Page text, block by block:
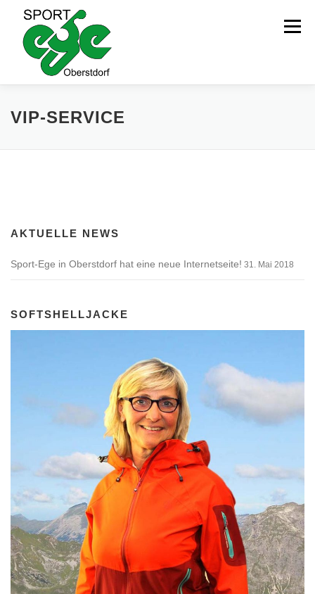
springen
Menü
HOME AKTUELLES
VIP-SERVICE
AKTUELLE NEWS
Sport-Ege in Oberstdorf hat eine neue Internetseite! 31. Mai 2018
SOFTSHELLJACKE